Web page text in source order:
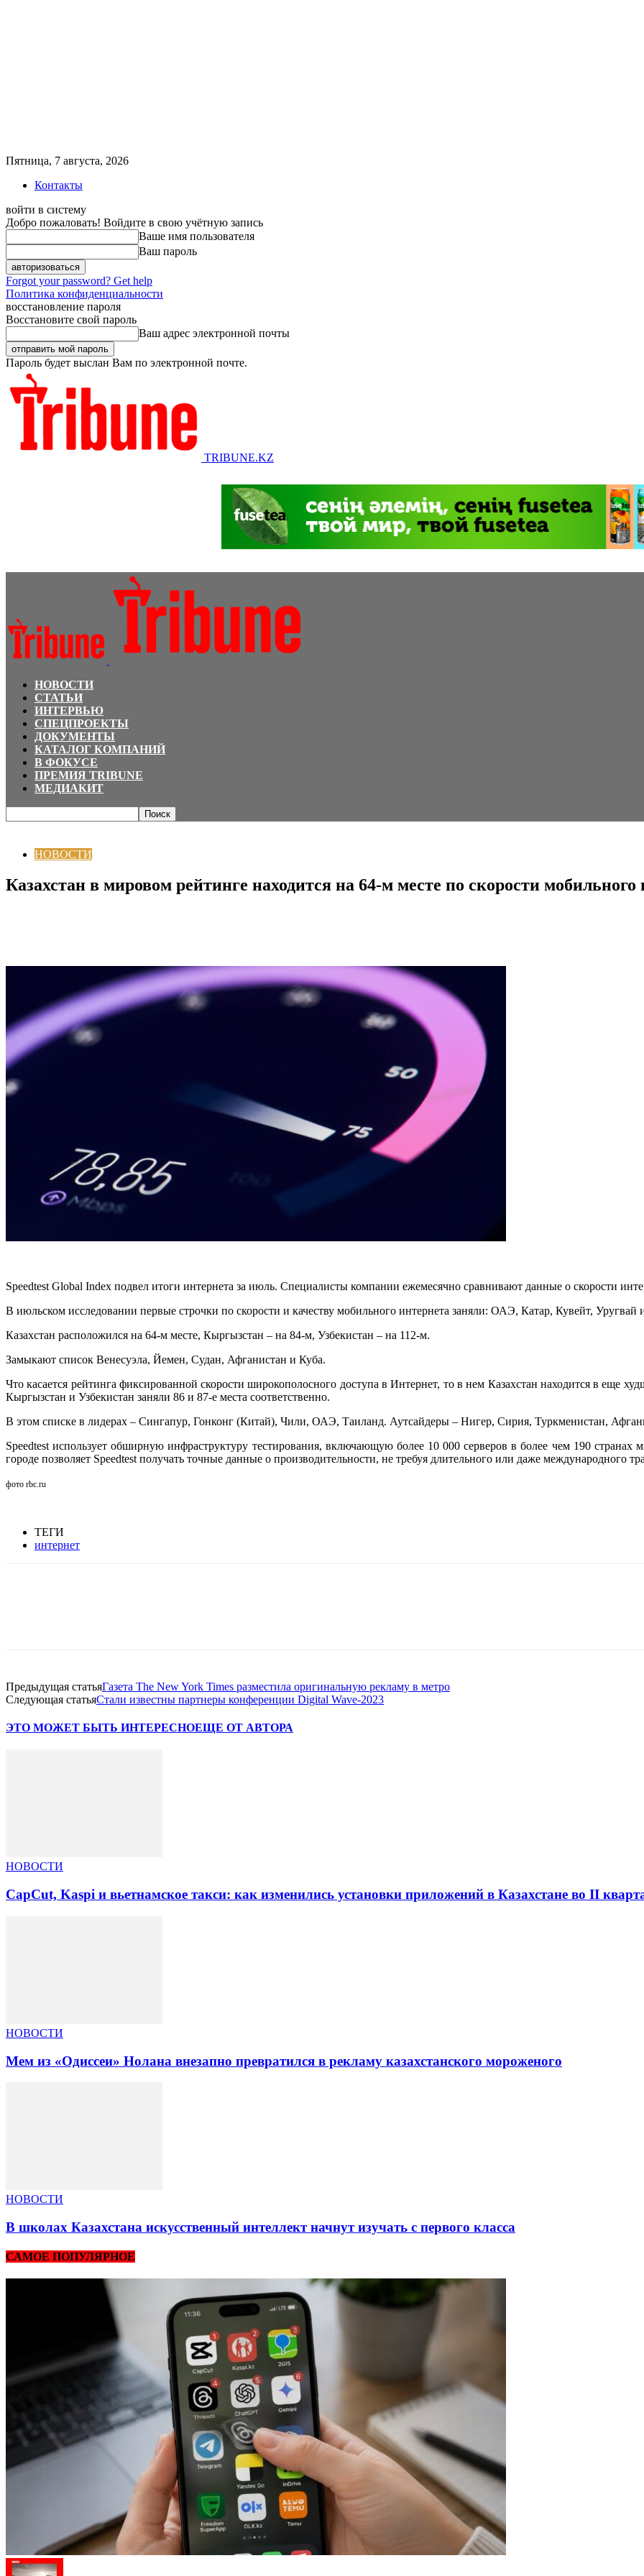
Пятница, 7 августа, 2026
Контакты
войти в систему
Добро пожаловать! Войдите в свою учётную запись
Ваше имя пользователя
Ваш пароль
Forgot your password? Get help
Политика конфиденциальности
восстановление пароля
Восстановите свой пароль
Ваш адрес электронной почты
Пароль будет выслан Вам по электронной почте.
TRIBUNE.KZ
НОВОСТИ
СТАТЬИ
ИНТЕРВЬЮ
СПЕЦПРОЕКТЫ
ДОКУМЕНТЫ
КАТАЛОГ КОМПАНИЙ
В ФОКУСЕ
ПРЕМИЯ TRIBUNE
МЕДИАКИТ
НОВОСТИ
Казахстан в мировом рейтинге находится на 64-м месте по скорости мобильного
Speedtest Global Index подвел итоги интернета за июль. Специалисты компании ежемесячно сравнивают данные о скорости
В июльском исследовании первые строчки по скорости и качеству мобильного интернета заняли: ОАЭ, Катар, Кувейт,
Казахстан расположился на 64-м месте, Кыргызстан – на 84-м, Узбекистан – на 112-м.
Замыкают список Венесуэла, Йемен, Судан, Афганистан и Куба.
Что касается рейтинга фиксированной скорости широкополосного доступа в Интернет, то в нем Казахстан находится в еще
Кыргызстан и Узбекистан заняли 86 и 87-е места соответственно.
В этом списке в лидерах – Сингапур, Гонконг (Китай), Чили, ОАЭ, Таиланд. Аутсайдеры – Нигер, Сирия, Туркменистан,
Speedtest использует обширную инфраструктуру тестирования, включающую более 10 000 серверов в более чем 190
городе позволяет Speedtest получать точные данные о производительности, не требуя длительного или даже международного
фото rbc.ru
ТЕГИ
интернет
Предыдущая статьяГазета The New York Times разместила оригинальную рекламу в метро
Следующая статьяСтали известны партнеры конференции Digital Wave-2023
ЭТО МОЖЕТ БЫТЬ ИНТЕРЕСНОЕЩЕ ОТ АВТОРА
НОВОСТИ
CapCut, Kaspi и вьетнамское такси: как изменились установки приложений в Казахстане во II
НОВОСТИ
Мем из «Одиссеи» Нолана внезапно превратился в рекламу казахстанского мороженого
НОВОСТИ
В школах Казахстана искусственный интеллект начнут изучать с первого класса
САМОЕ ПОПУЛЯРНОЕ